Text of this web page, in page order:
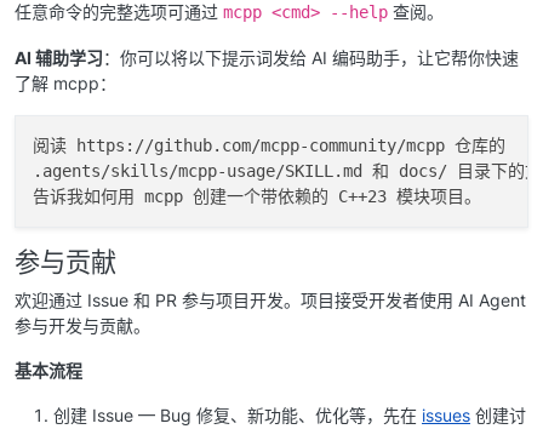
任意命令的完整选项可通过 mcpp <cmd> --help 查阅。
AI 辅助学习：你可以将以下提示词发给 AI 编码助手，让它帮你快速
了解 mcpp：
阅读 https://github.com/mcpp-community/mcpp 仓库的
.agents/skills/mcpp-usage/SKILL.md 和 docs/ 目录下的文
参与贡献
欢迎通过 Issue 和 PR 参与项目开发。项目接受开发者使用 AI Agent
参与开发与贡献。
基本流程
创建 Issue — Bug 修复、新功能、优化等，先在 issues 创建讨